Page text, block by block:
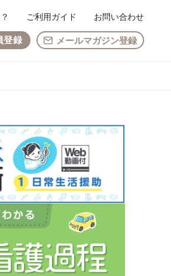
ご利用ガイド お問い合わせ
登録 メールマガジン登録